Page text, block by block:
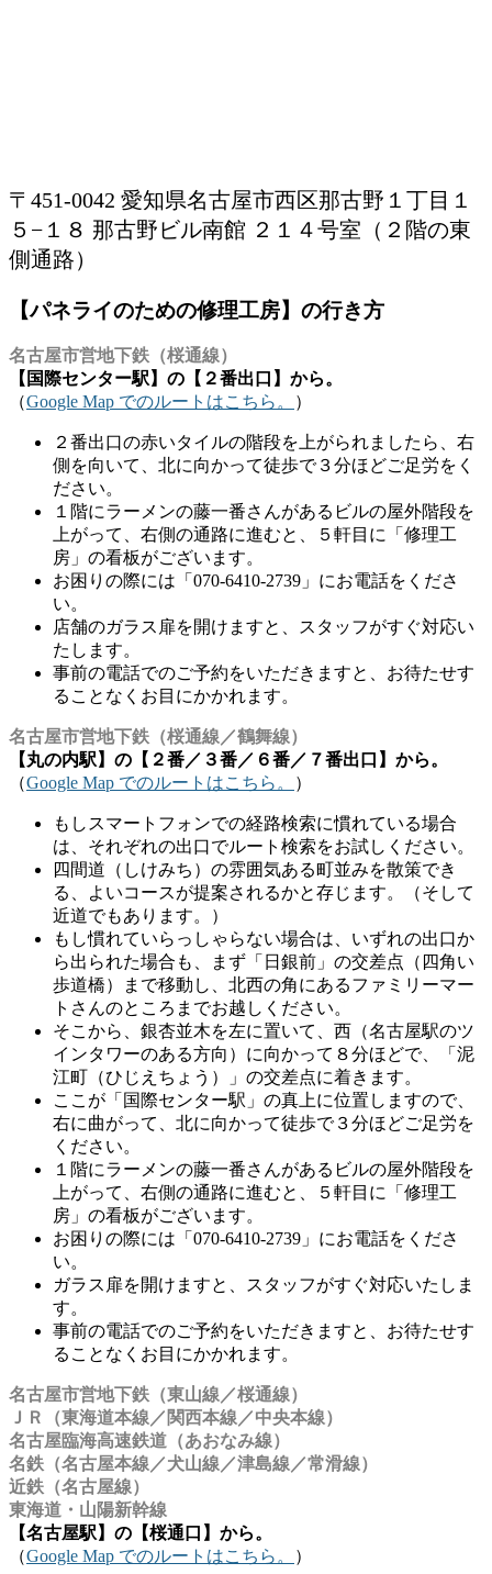
〒451-0042 愛知県名古屋市西区那古野１丁目１
５−１８ 那古野ビル南館 ２１４号室（２階の東
側通路）
【パネライのための修理工房】の行き方
名古屋市営地下鉄（桜通線）
【国際センター駅】の【２番出口】から。
（Google Map でのルートはこちら。 ）
２番出口の赤いタイルの階段を上がられましたら、右
側を向いて、北に向かって徒歩で３分ほどご足労をく
ださい。
１階にラーメンの藤一番さんがあるビルの屋外階段を
上がって、右側の通路に進むと、５軒目に「修理工
房」の看板がございます。
お困りの際には「070-6410-2739」にお電話をくださ
い。
店舗のガラス扉を開けますと、スタッフがすぐ対応い
たします。
事前の電話でのご予約をいただきますと、お待たせす
ることなくお目にかかれます。
名古屋市営地下鉄（桜通線／鶴舞線）
【丸の内駅】の【２番／３番／６番／７番出口】から。
（Google Map でのルートはこちら。 ）
もしスマートフォンでの経路検索に慣れている場合
は、それぞれの出口でルート検索をお試しください。
四間道（しけみち）の雰囲気ある町並みを散策でき
る、よいコースが提案されるかと存じます。（そして
近道でもあります。）
もし慣れていらっしゃらない場合は、いずれの出口か
ら出られた場合も、まず「日銀前」の交差点（四角い
歩道橋）まで移動し、北西の角にあるファミリーマー
トさんのところまでお越しください。
そこから、銀杏並木を左に置いて、西（名古屋駅のツ
インタワーのある方向）に向かって８分ほどで、「泥
江町（ひじえちょう）」の交差点に着きます。
ここが「国際センター駅」の真上に位置しますので、
右に曲がって、北に向かって徒歩で３分ほどご足労を
ください。
１階にラーメンの藤一番さんがあるビルの屋外階段を
上がって、右側の通路に進むと、５軒目に「修理工
房」の看板がございます。
お困りの際には「070-6410-2739」にお電話をくださ
い。
ガラス扉を開けますと、スタッフがすぐ対応いたしま
す。
事前の電話でのご予約をいただきますと、お待たせす
ることなくお目にかかれます。
名古屋市営地下鉄（東山線／桜通線）
ＪＲ（東海道本線／関西本線／中央本線）
名古屋臨海高速鉄道（あおなみ線）
名鉄（名古屋本線／犬山線／津島線／常滑線）
近鉄（名古屋線）
東海道・山陽新幹線
【名古屋駅】の【桜通口】から。
（Google Map でのルートはこちら。 ）